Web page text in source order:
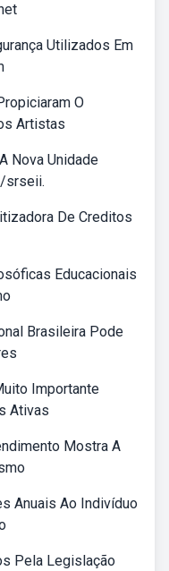
Utilizados Em
O
Artistas
Nova Unidade
srseii.
De Creditos
Educacionais
Brasileira Pode
Importante
Ativas
Mostra A
Anuais Ao Indivíduo
Pela Legislação